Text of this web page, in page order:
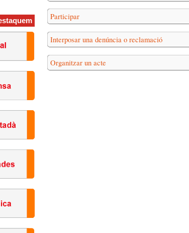
Participar
Interposar una denúncia o reclamació
Organitzar un acte